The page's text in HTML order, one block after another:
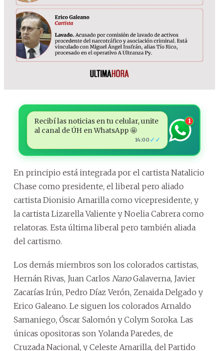
Recibí las noticias en tu celular, unite
al canal de ÚH en WhatsApp 🤩
14:00 ✓✓
1
En principio está integrada por el cartista Natalicio
Chase como presidente, el liberal pero aliado
cartista Dionisio Amarilla como vicepresidente, y
la cartista Lizarella Valiente y Noelia Cabrera como
relatoras. Esta última liberal pero también aliada
del cartismo.
Los demás miembros son los colorados cartistas,
Hernán Rivas, Juan Carlos NanoGalaverna, Javier
Zacarías Irún, Pedro Díaz Verón, Zenaida Delgado y
Erico Galeano. Le siguen los colorados Arnaldo
Samaniego, Óscar Salomón y Colym Soroka. Las
únicas opositoras son Yolanda Paredes, de
Cruzada Nacional, y Celeste Amarilla, del Partido